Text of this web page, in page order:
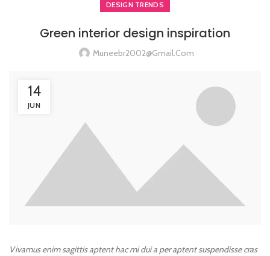
DESIGN TRENDS
Green interior design inspiration
Muneebr2002@gmail.com
14
JUN
Vivamus enim sagittis aptent hac mi dui a per aptent suspendisse cras